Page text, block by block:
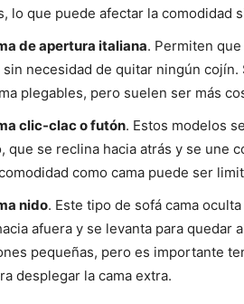
lo que puede afectar la comodidad
de apertura italiana. Permiten
sin necesidad de quitar ningún
plegables, pero suelen ser más
clic-clac o futón. Estos modelos
que se reclina hacia atrás y se une
como cama puede ser
nido. Este tipo de sofá cama
afuera y se levanta para quedar
pequeñas, pero es importante
desplegar la cama extra.